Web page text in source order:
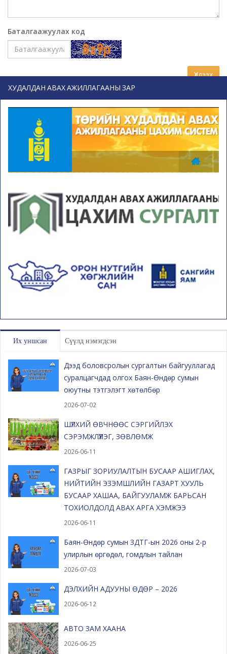
Баталгаажуулах код
Үлдээх
ХУДАЛДАН АВАХ АЖИЛЛАГААНЫ ЗАР
Их уншсан Сүүлд нэмэгдсэн
Дээд боловсролын сургалтын байгууллагад
суралцагчдад олгох Баян-Өндөр сумын
оюутны тэтгэлэгт хөтөлбөр
2026-07-02
ШҮЛХИЙ ӨВЧНӨӨС СЭРГИЙЛЭХ
СЭРЭМЖЛҮҮЛЭГ, ЗӨВЛӨМЖ
2026-06-11
ГАЗРЫГ ЗОРИУЛАЛТЫН БУСААР АШИГЛАХ,
НИЙТИЙН ЭЗЭМШЛИЙН ГАЗАРТ ХУУЛЬ
БУСААР ХАШАА, БАЙГУУЛАМЖ БАРЬСАН
ТОХИОЛДОЛД АВАХ АРГА ХЭМЖЭЭ
2026-06-11
Баян-Өндөр сумын ЗДТГ-ын 2026 оны 2-р
улирлын өргөдөл, гомдлын тайлан
2026-07-03
ДЭЛХИЙН АДУУНЫ ӨДӨР – 2026
2026-06-12
АВТО ЗАМ ХААНА
2026-06-25